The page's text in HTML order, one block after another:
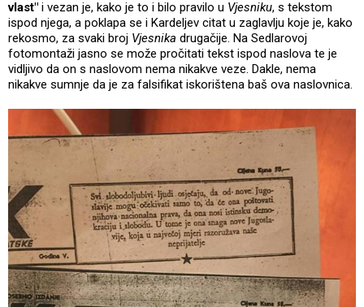
vlast" i vezan je, kako je to i bilo pravilo u Vjesniku, s tekstom
ispod njega, a poklapa se i Kardeljev citat u zaglavlju koje je, kako
rekosmo, za svaki broj Vjesnika drugačije. Na Sedlarovoj
fotomontaži jasno se može pročitati tekst ispod naslova te je
vidljivo da on s naslovom nema nikakve veze. Dakle, nema
nikakve sumnje da je za falsifikat iskorištena baš ova naslovnica.